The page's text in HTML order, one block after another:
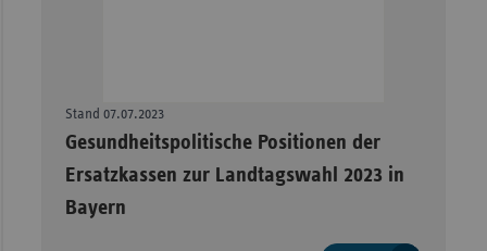
Stand 07.07.2023
–
Gesundheitspolitische Positionen der
Ersatzkassen zur Landtagswahl 2023 in
Bayern